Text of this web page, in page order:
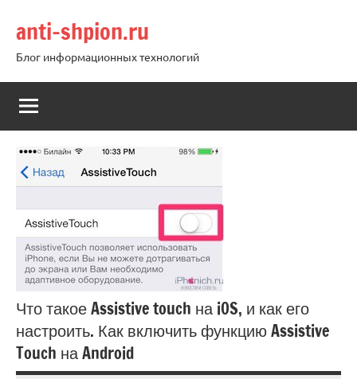
содержимому
anti-shpion.ru
Блог информационных технологий
Что такое Assistive touch на iOS, и как его
настроить. Как включить функцию Assistive
Touch на Android